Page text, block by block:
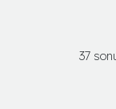
37